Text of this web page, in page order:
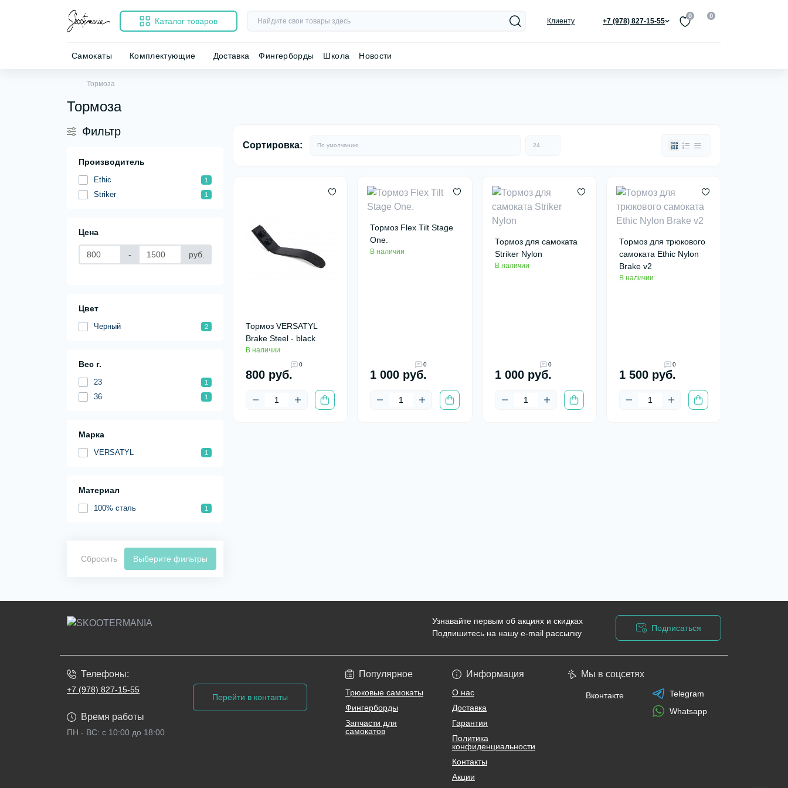
Каталог товаров Клиенту +7 (978) 827-15-55
0 0
Самокаты Комплектующие Доставка Фингерборды Школа Новости
Тормоза
Тормоза
Фильтр
Производитель
Ethic 1
Striker 1
Цена
- руб.
Цвет
Черный 2
Вес г.
23 1
36 1
Марка
VERSATYL 1
Материал
100% сталь 1
Сбросить Выберите фильтры
Сортировка:
Тормоз VERSATYL
Brake Steel - black
В наличии
0
800 руб.
Тормоз Flex Tilt Stage
One.
В наличии
0
1 000 руб.
Тормоз для самоката
Striker Nylon
В наличии
0
1 000 руб.
Тормоз для трюкового
самоката Ethic Nylon
Brake v2
В наличии
0
1 500 руб.
Узнавайте первым об акциях и скидках
Подпишитесь на нашу e-mail рассылку
Подписаться
Телефоны:
+7 (978) 827-15-55
Время работы
ПН - ВС: с 10:00 до 18:00
Перейти в контакты
Популярное
Трюковые самокаты
Фингерборды
Запчасти для
самокатов
Информация
О нас
Доставка
Гарантия
Политика
конфиденциальности
Контакты
Акции
Мы в соцсетях
Вконтакте
Telegram
Whatsapp